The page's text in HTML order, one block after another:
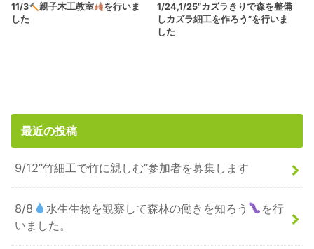
11/3 親子木工教室
を行いま
した
1/24,1/25”カズラきりで森を整備
しカズラ細工を作ろう”を行いま
した
最近の投稿
9/12”竹細工で竹に親しむ”参加者を募集します
8/8 水生生物を観察して森林の働きを知ろう
を行
いました。